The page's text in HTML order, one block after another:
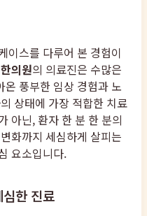
이스를 다루어 본 경험이
의원의 의료진은 수많은
풍부한 임상 경험과 노
상태에 가장 적합한 치료
아닌, 환자 한 분 한 분의
화까지 세심하게 살피는
요소입니다.
한 진료